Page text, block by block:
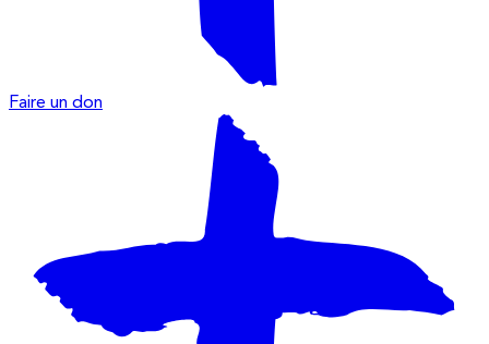
Faire un don